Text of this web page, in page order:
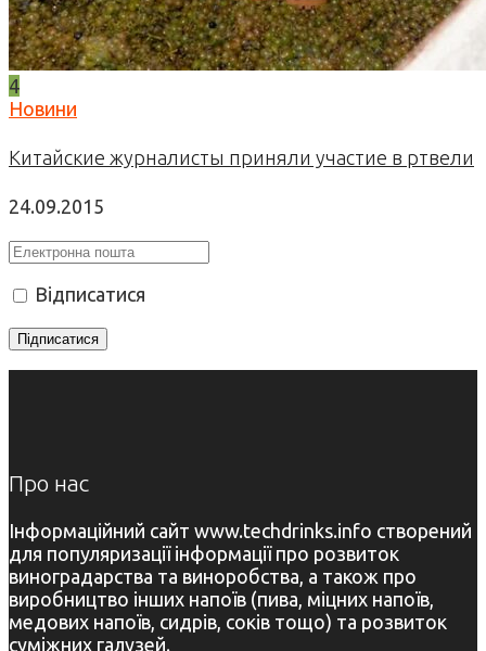
4
Новини
Китайские журналисты приняли участие в ртвели
24.09.2015
Відписатися
Про нас
Інформаційний сайт www.techdrinks.info створений
для популяризації інформації про розвиток
виноградарства та виноробства, а також про
виробництво інших напоїв (пива, міцних напоїв,
медових напоїв, сидрів, соків тощо) та розвиток
суміжних галузей.